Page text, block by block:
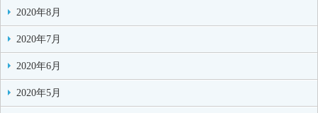
2020年8月
2020年7月
2020年6月
2020年5月